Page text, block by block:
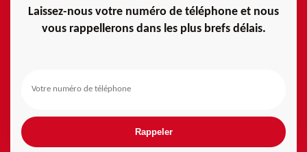
Laissez-nous votre numéro de téléphone et nous
vous rappellerons dans les plus brefs délais.